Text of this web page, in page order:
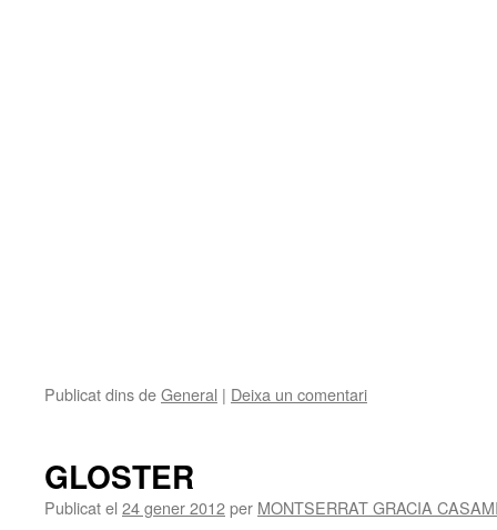
Publicat dins deGeneral | Deixa un comentari
GLOSTER
Publicat el 24 gener 2012per MONTSERRAT GRACIA